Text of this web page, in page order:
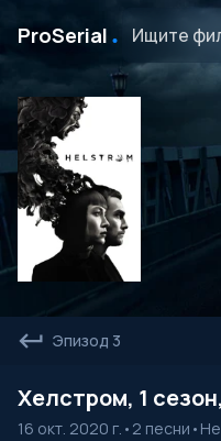
ProSerial ․
Эпизод 3
Хелстром, 1
16 окт. 2020 г. • 2 песни •